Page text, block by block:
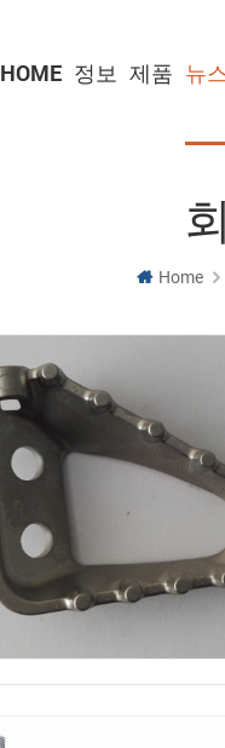
HOME 정보 제품 뉴
Home